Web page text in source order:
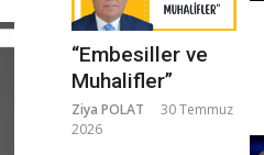
“Embesiller ve
Muhalifler”
Ziya POLAT
30 Temmuz
2026